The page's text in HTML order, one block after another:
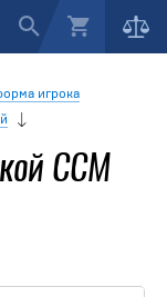
игрока
CCM